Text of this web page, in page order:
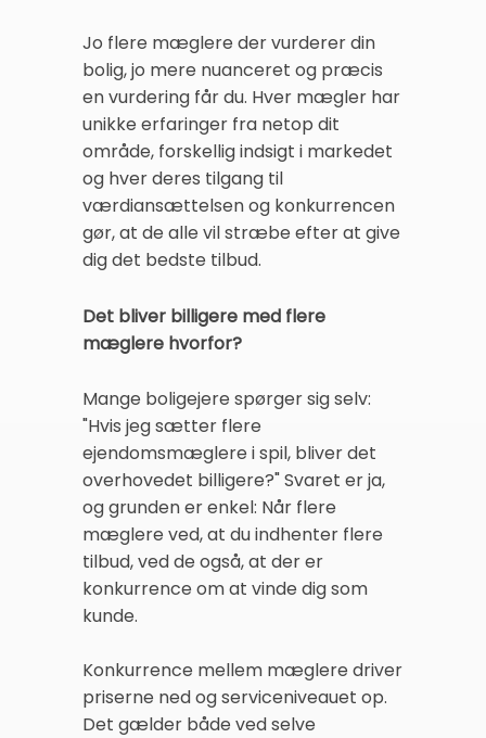
Jo flere mæglere der vurderer din
bolig, jo mere nuanceret og præcis
en vurdering får du. Hver mægler har
unikke erfaringer fra netop dit
område, forskellig indsigt i markedet
og hver deres tilgang til
værdiansættelsen og konkurrencen
gør, at de alle vil stræbe efter at give
dig det bedste tilbud.
Det bliver billigere med flere
mæglere hvorfor?
Mange boligejere spørger sig selv:
"Hvis jeg sætter flere
ejendomsmæglere i spil, bliver det
overhovedet billigere?" Svaret er ja,
og grunden er enkel: Når flere
mæglere ved, at du indhenter flere
tilbud, ved de også, at der er
konkurrence om at vinde dig som
kunde.
Konkurrence mellem mæglere driver
priserne ned og serviceniveauet op.
Det gælder både ved selve